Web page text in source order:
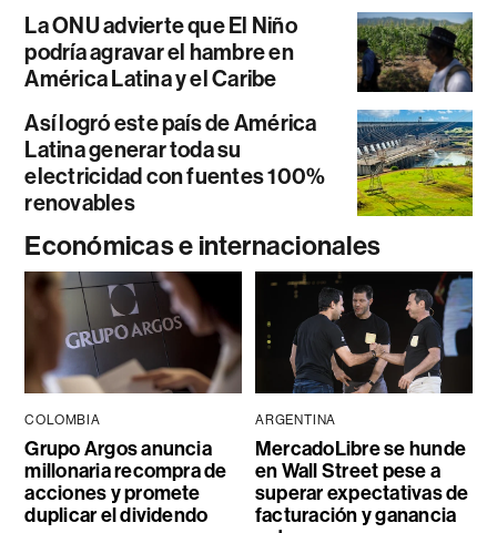
La ONU advierte que El Niño
podría agravar el hambre en
América Latina y el Caribe
Así logró este país de América
Latina generar toda su
electricidad con fuentes 100%
renovables
Económicas e internacionales
COLOMBIA
Grupo Argos anuncia
millonaria recompra de
acciones y promete
duplicar el dividendo
ARGENTINA
MercadoLibre se hunde
en Wall Street pese a
superar expectativas de
facturación y ganancia